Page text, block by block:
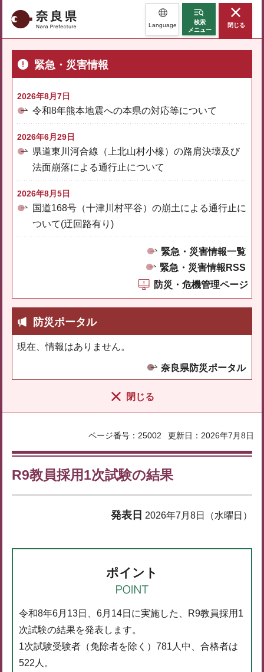
奈良県 Language
検索
メニュー
閉じる
緊急・災害情報
2026年8月7日
令和8年熊本地震への本県の対応等について
2026年6月29日
県道東川河合線（上北山村小橡）の路肩決壊及び
法面崩落による通行止について
2026年8月5日
国道168号（十津川村平谷）の崩土による通行止に
ついて(迂回路有り)
緊急・災害情報一覧
緊急・災害情報RSS
防災・危機管理ページ
防災ポータル
現在、情報はありません。
奈良県防災ポータル
閉じる
ページ番号：25002 更新日：2026年7月8日
R9教員採用1次試験の結果
発表日 2026年7月8日（水曜日）
ポイント
令和8年6月13日、6月14日に実施した、R9教員採用1
次試験の結果を発表します。
1次試験受験者（免除者を除く）781人中、合格者は
522人。